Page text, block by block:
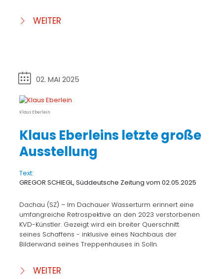
WEITER
02. MAI 2025
Klaus Eberlein
Klaus Eberleins letzte große
Ausstellung
Text:
GREGOR SCHIEGL, Süddeutsche Zeitung vom 02.05.2025
Dachau (SZ) – Im Dachauer Wasserturm erinnert eine
umfangreiche Retrospektive an den 2023 verstorbenen
KVD-Künstler. Gezeigt wird ein breiter Querschnitt
seines Schaffens - inklusive eines Nachbaus der
Bilderwand seines Treppenhauses in Solln.
WEITER